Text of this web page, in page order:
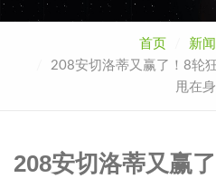
首页 新闻
208安切洛蒂又赢了！8轮
甩在
208安切洛蒂又赢